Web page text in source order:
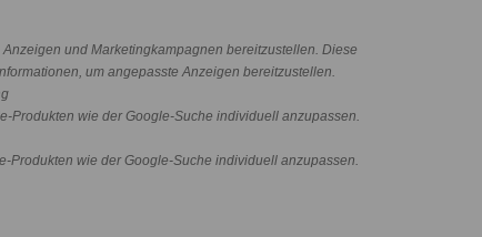
und Marketingkampagnen bereitzustellen. Diese
um angepasste Anzeigen bereitzustellen.
Produkten wie der Google-Suche individuell anzupassen.
Produkten wie der Google-Suche individuell anzupassen.